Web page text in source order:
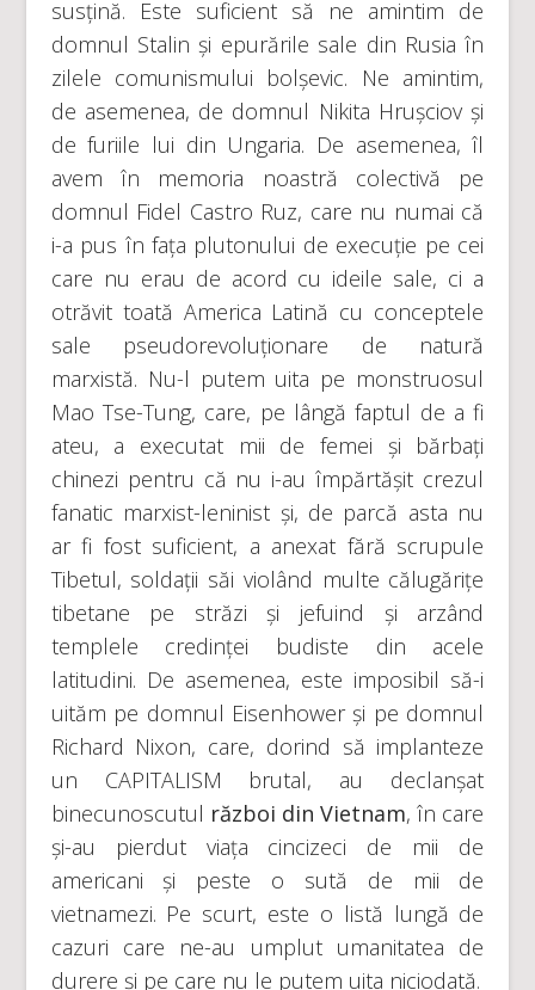
susțină. Este suficient să ne amintim de
domnul Stalin și epurările sale din Rusia în
zilele comunismului bolșevic. Ne amintim,
de asemenea, de domnul Nikita Hrușciov și
de furiile lui din Ungaria. De asemenea, îl
avem în memoria noastră colectivă pe
domnul Fidel Castro Ruz, care nu numai că
i-a pus în fața plutonului de execuție pe cei
care nu erau de acord cu ideile sale, ci a
otrăvit toată America Latină cu conceptele
sale pseudorevoluționare de natură
marxistă. Nu-l putem uita pe monstruosul
Mao Tse-Tung, care, pe lângă faptul de a fi
ateu, a executat mii de femei și bărbați
chinezi pentru că nu i-au împărtășit crezul
fanatic marxist-leninist și, de parcă asta nu
ar fi fost suficient, a anexat fără scrupule
Tibetul, soldații săi violând multe călugărițe
tibetane pe străzi și jefuind și arzând
templele credinței budiste din acele
latitudini. De asemenea, este imposibil să-i
uităm pe domnul Eisenhower și pe domnul
Richard Nixon, care, dorind să implanteze
un CAPITALISM brutal, au declanșat
binecunoscutul război din Vietnam, în care
și-au pierdut viața cincizeci de mii de
americani și peste o sută de mii de
vietnamezi. Pe scurt, este o listă lungă de
cazuri care ne-au umplut umanitatea de
durere și pe care nu le putem uita niciodată.